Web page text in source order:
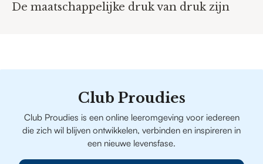
De maatschappelijke druk van druk zijn
Club Proudies
Club Proudies is een online leeromgeving voor iedereen
die zich wil blijven ontwikkelen, verbinden en inspireren in
een nieuwe levensfase.